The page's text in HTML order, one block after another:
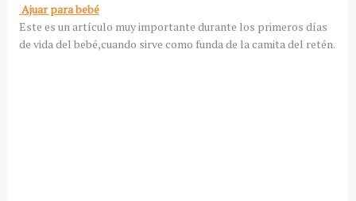
Ajuar para bebé
Este es un artículo muy importante durante los primeros días
de vida del bebé,cuando sirve como funda de la camita del retén.